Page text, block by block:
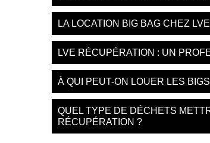
LA LOCATION BIG BAG CHEZ
LVE RÉCUPÉRATION : UN
À QUI PEUT-ON LOUER LES
QUEL TYPE DE DÉCHETS
RÉCUPÉRATION ?